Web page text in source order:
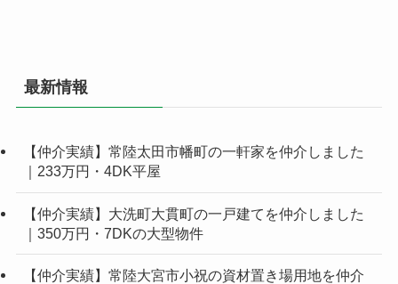
最新情報
【仲介実績】常陸太田市幡町の一軒家を仲介しました
｜233万円・4DK平屋
【仲介実績】大洗町大貫町の一戸建てを仲介しました
｜350万円・7DKの大型物件
【仲介実績】常陸大宮市小祝の資材置き場用地を仲介